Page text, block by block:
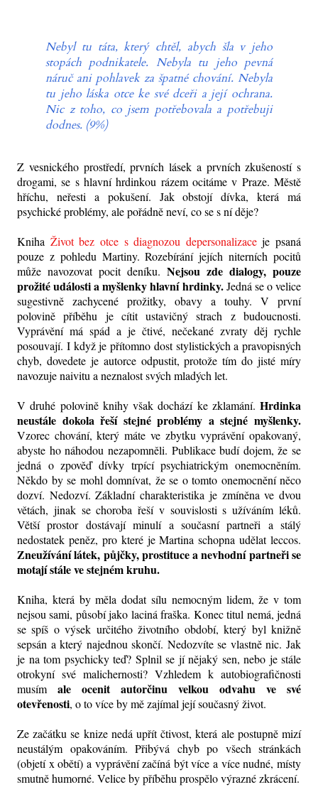
Nebyl tu táta, který chtěl, abych šla v jeho
stopách podnikatele. Nebyla tu jeho pevná
náruč ani pohlavek za špatné chování. Nebyla
tu jeho láska otce ke své dceři a její ochrana.
Nic z toho, co jsem potřebovala a potřebuji
dodnes. (9%)
Z vesnického prostředí, prvních lásek a prvních zkušeností s
drogami, se s hlavní hrdinkou rázem ocitáme v Praze. Městě
hříchu, neřesti a pokušení. Jak obstojí dívka, která má
psychické problémy, ale pořádně neví, co se s ní děje?
Kniha Život bez otce s diagnozou depersonalizaceje psaná
pouze z pohledu Martiny. Rozebírání jejích niterních pocitů
může navozovat pocit deníku. Nejsou zde dialogy, pouze
prožité události a myšlenky hlavní hrdinky.Jedná se o velice
sugestivně zachycené prožitky, obavy a touhy. V první
polovině příběhu je cítit ustavičný strach z budoucnosti.
Vyprávění má spád a je čtivé, nečekané zvraty děj rychle
posouvají. I když je přítomno dost stylistických a pravopisných
chyb, dovedete je autorce odpustit, protože tím do jisté míry
navozuje naivitu a neznalost svých mladých let.
V druhé polovině knihy však dochází ke zklamání. Hrdinka
neustále dokola řeší stejné problémy a stejné myšlenky.
Vzorec chování, který máte ve zbytku vyprávění opakovaný,
abyste ho náhodou nezapomněli. Publikace budí dojem, že se
jedná o zpověď dívky trpící psychiatrickým onemocněním.
Někdo by se mohl domnívat, že se o tomto onemocnění něco
dozví. Nedozví. Základní charakteristika je zmíněna ve dvou
větách, jinak se choroba řeší v souvislosti s užíváním léků.
Větší prostor dostávají minulí a současní partneři a stálý
nedostatek peněz, pro které je Martina schopna udělat leccos.
Zneužívání látek, půjčky, prostituce a nevhodní partneři se
motají stále ve stejném kruhu.
Kniha, která by měla dodat sílu nemocným lidem, že v tom
nejsou sami, působí jako laciná fraška. Konec titul nemá, jedná
se spíš o výsek určitého životního období, který byl knižně
sepsán a který najednou skončí. Nedozvíte se vlastně nic. Jak
je na tom psychicky teď? Splnil se jí nějaký sen, nebo je stále
otrokyní své malichernosti? Vzhledem k autobiografičnosti
musím ale ocenit autorčinu velkou odvahu ve své
otevřenosti, o to více by mě zajímal její současný život.
Ze začátku se knize nedá upřít čtivost, která ale postupně mizí
neustálým opakováním. Přibývá chyb po všech stránkách
(objetí x obětí) a vyprávění začíná být více a více nudné, místy
smutně humorné. Velice by příběhu prospělo výrazné zkrácení.